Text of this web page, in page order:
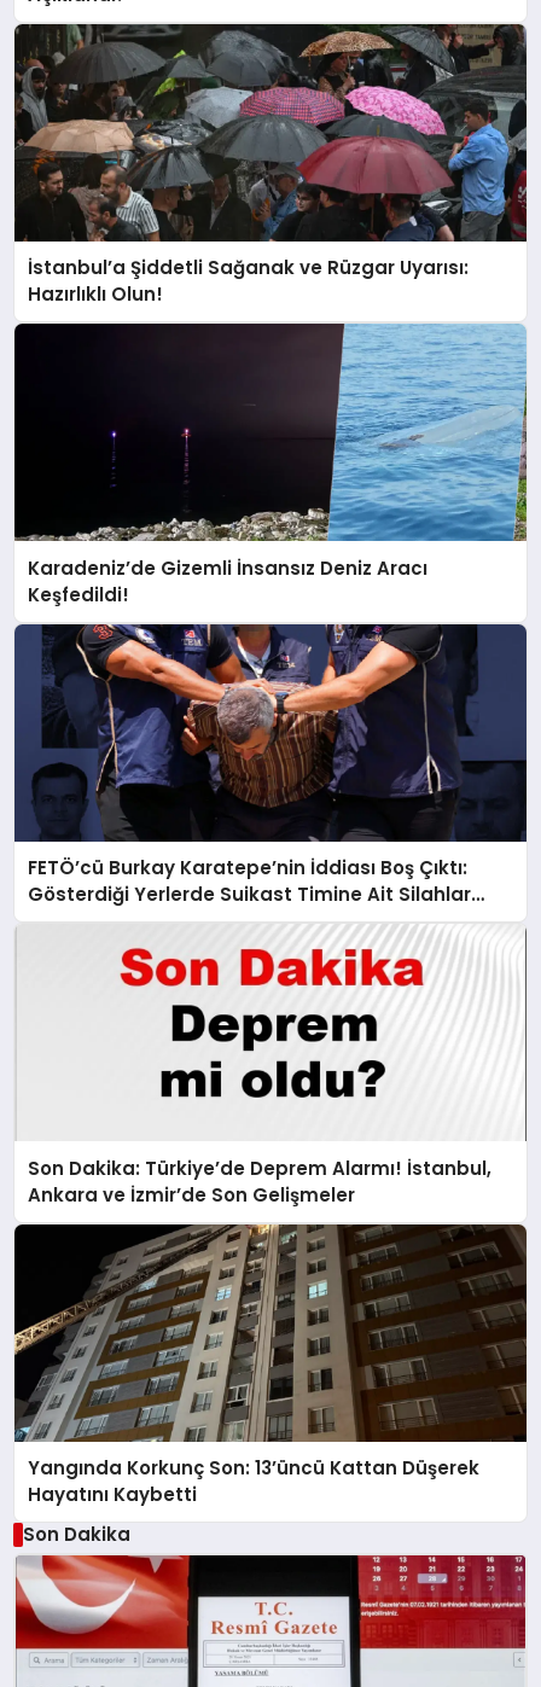
İstanbul’a Şiddetli Sağanak ve Rüzgar Uyarısı:
Hazırlıklı Olun!
Karadeniz’de Gizemli İnsansız Deniz Aracı
Keşfedildi!
FETÖ’cü Burkay Karatepe’nin İddiası Boş Çıktı:
Gösterdiği Yerlerde Suikast Timine Ait Silahlar
Bulunamadı!
Son Dakika: Türkiye’de Deprem Alarmı! İstanbul,
Ankara ve İzmir’de Son Gelişmeler
Yangında Korkunç Son: 13’üncü Kattan Düşerek
Hayatını Kaybetti
Son Dakika